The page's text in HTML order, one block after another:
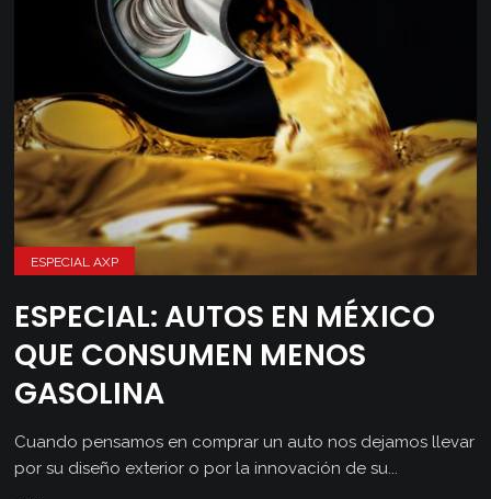
ESPECIAL AXP
ESPECIAL: AUTOS EN MÉXICO
QUE CONSUMEN MENOS
GASOLINA
Cuando pensamos en comprar un auto nos dejamos llevar
por su diseño exterior o por la innovación de su...